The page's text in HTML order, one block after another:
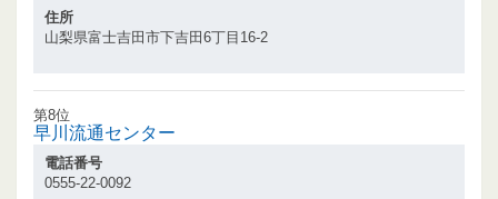
住所
山梨県富士吉田市下吉田6丁目16-2
第8位
早川流通センター
電話番号
0555-22-0092